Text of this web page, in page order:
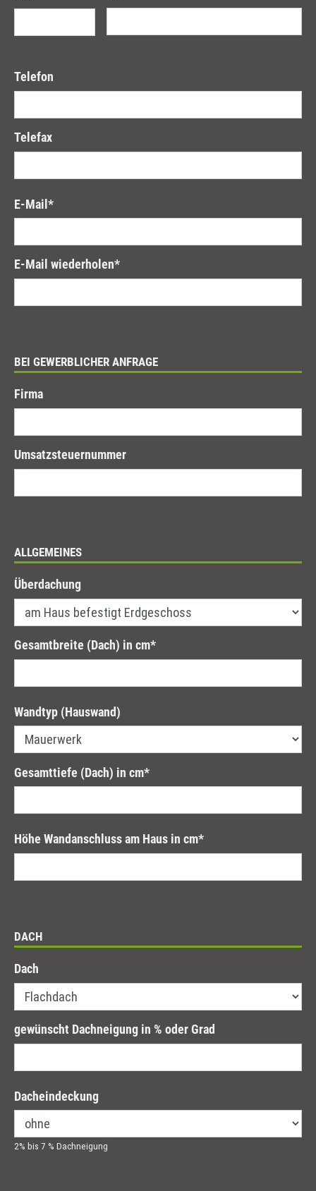
Telefon
Telefax
E-Mail*
E-Mail wiederholen*
BEI GEWERBLICHER ANFRAGE
Firma
Umsatzsteuernummer
ALLGEMEINES
Überdachung
Gesamtbreite (Dach) in cm*
Wandtyp (Hauswand)
Gesamttiefe (Dach) in cm*
Höhe Wandanschluss am Haus in cm*
DACH
Dach
gewünscht Dachneigung in % oder Grad
Dacheindeckung
2% bis 7 % Dachneigung